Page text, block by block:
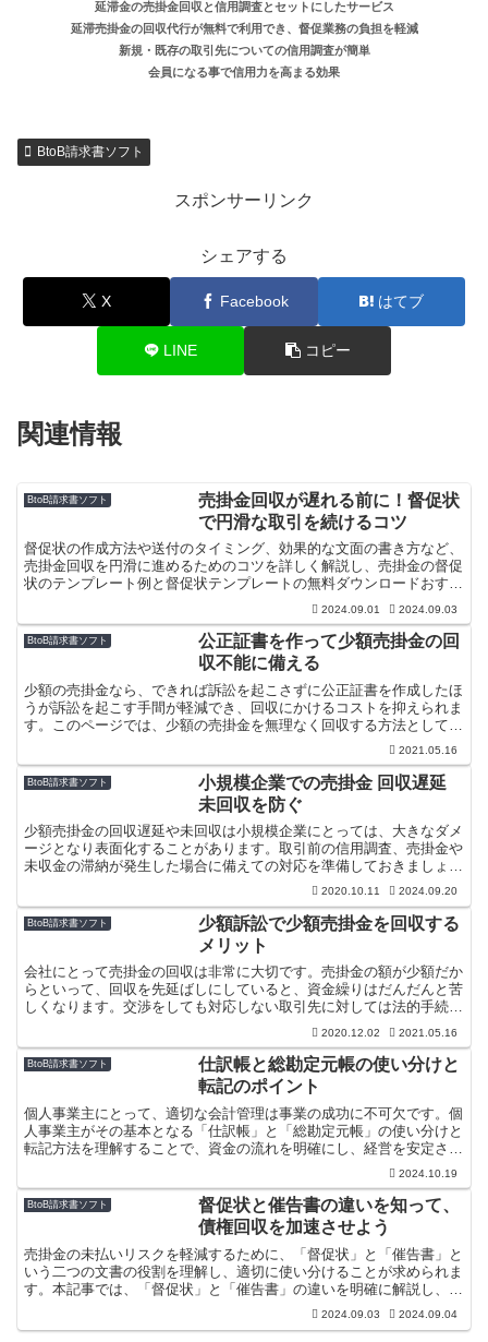
延滞金の売掛金回収と信用調査とセットにしたサービス
延滞売掛金の回収代行が無料で利用でき、督促業務の負担を軽減
新規・既存の取引先についての信用調査が簡単
会員になる事で信用力を高まる効果
BtoB請求書ソフト
スポンサーリンク
シェアする
X Facebook はてブ
LINE コピー
関連情報
BtoB請求書ソフト
売掛金回収が遅れる前に！督促状
で円滑な取引を続けるコツ
督促状の作成方法や送付のタイミング、効果的な文面の書き方など、
売掛金回収を円滑に進めるためのコツを詳しく解説し、売掛金の督促
状のテンプレート例と督促状テンプレートの無料ダウンロードおすす
2024.09.01 2024.09.03
BtoB請求書ソフト
公正証書を作って少額売掛金の回
収不能に備える
少額の売掛金なら、できれば訴訟を起こさずに公正証書を作成したほ
うが訴訟を起こす手間が軽減でき、回収にかけるコストを抑えられま
す。このページでは、少額の売掛金を無理なく回収する方法としての
2021.05.16
BtoB請求書ソフト
小規模企業での売掛金 回収遅延
未回収を防ぐ
少額売掛金の回収遅延や未回収は小規模企業にとっては、大きなダメ
ージとなり表面化することがあります。取引前の信用調査、売掛金や
未収金の滞納が発生した場合に備えての対応を準備しておきましょ
2020.10.11 2024.09.20
BtoB請求書ソフト
少額訴訟で少額売掛金を回収する
メリット
会社にとって売掛金の回収は非常に大切です。売掛金の額が少額だか
らといって、回収を先延ばしにしていると、資金繰りはだんだんと苦
しくなります。交渉をしても対応しない取引先に対しては法的手続き
も視野にいれる必要がありますが、少額の売掛金に対しての...
2020.12.02 2021.05.16
BtoB請求書ソフト
仕訳帳と総勘定元帳の使い分けと
転記のポイント
個人事業主にとって、適切な会計管理は事業の成功に不可欠です。個
人事業主がその基本となる「仕訳帳」と「総勘定元帳」の使い分けと
転記方法を理解することで、資金の流れを明確にし、経営を安定させ
ることができます。本記事では、個人事業主の方々に向けて...2024.10.19
BtoB請求書ソフト
督促状と催告書の違いを知って、
債権回収を加速させよう
売掛金の未払いリスクを軽減するために、「督促状」と「催告書」と
いう二つの文書の役割を理解し、適切に使い分けることが求められま
す。本記事では、「督促状」と「催告書」の違いを明確に解説し、こ
れらを効果的に活用して債権回収を加速させる方法を詳しくご紹介し
2024.09.03 2024.09.04